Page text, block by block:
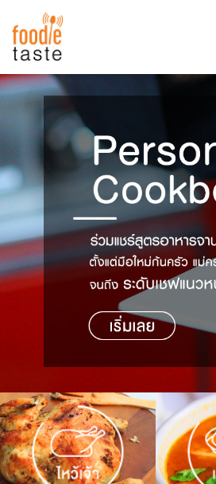
สูตรอาหาร
สูตรอาหารล่าสุด
Top Foodie
พาไปชิม
สารพันก้นครัว
เคล็ดลับน่ารู้
เปรียบเทียบหน่วยการตวง
เปรียบเทียบอุณหภูมิ
เปรียบเทียบน้ำหนักวัตถุดิบ
ชั่งตวงเนย
FoodPedia
สร้าง Cookbook